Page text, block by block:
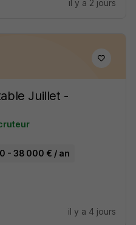
il y a 2 jours
Juillet -
- 38 000 € / an
il y a 4 jours